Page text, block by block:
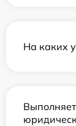
На каких